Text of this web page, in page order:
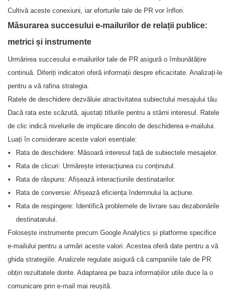
Cultivă aceste conexiuni, iar eforturile tale de PR vor înflori.
Măsurarea succesului e-mailurilor de relații publice:
metrici și instrumente
Urmărirea succesului e-mailurilor tale de PR asigură o îmbunătățire
continuă. Diferiți indicatori oferă informații despre eficacitate. Analizați-le
pentru a vă rafina strategia.
Ratele de deschidere dezvăluie atractivitatea subiectului mesajului tău.
Dacă rata este scăzută, ajustați titlurile pentru a stârni interesul. Ratele
de clic indică nivelurile de implicare dincolo de deschiderea e-mailului.
Luați în considerare aceste valori esențiale:
Rata de deschidere: Măsoară interesul față de subiectele mesajelor.
Rata de clicuri: Urmărește interacțiunea cu conținutul.
Rata de răspuns: Afișează interacțiunile destinatarilor.
Rata de conversie: Afișează eficiența îndemnului la acțiune.
Rata de respingere: Identifică problemele de livrare sau dezabonările
destinatarului.
Folosește instrumente precum Google Analytics și platforme specifice
e-mailului pentru a urmări aceste valori. Acestea oferă date pentru a vă
ghida strategiile. Analizele regulate asigură că campaniile tale de PR
obțin rezultatele dorite. Adaptarea pe baza informațiilor utile duce la o
comunicare prin e-mail mai reușită.